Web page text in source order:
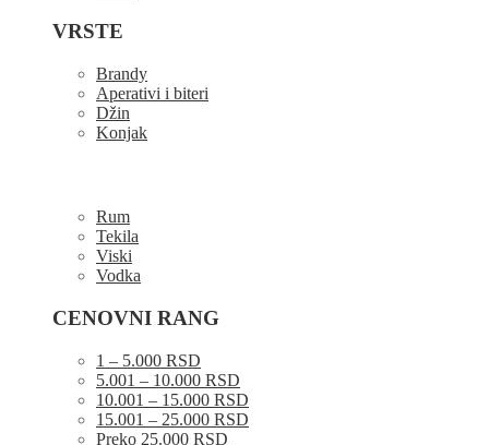
VRSTE
Brandy
Aperativi i biteri
Džin
Konjak
Rum
Tekila
Viski
Vodka
CENOVNI RANG
1 – 5.000 RSD
5.001 – 10.000 RSD
10.001 – 15.000 RSD
15.001 – 25.000 RSD
Preko 25.000 RSD